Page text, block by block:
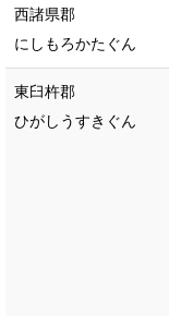
西諸県郡
にしもろかたぐん
東臼杵郡
ひがしうすきぐん